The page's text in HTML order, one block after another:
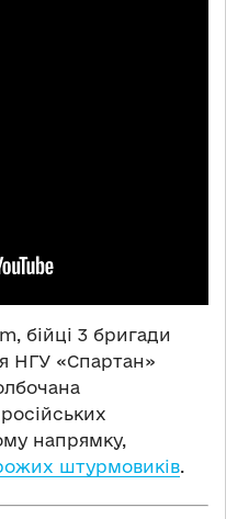
бійці 3 бригади
НГУ «Спартан»
напрямку,
штурмовиків.